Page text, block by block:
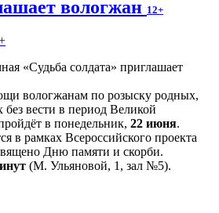
вологжан 12+
вологжанам по розыску родных,
вести в период Великой
в понедельник, 22 июня.
в рамках Всероссийского проекта
Дню памяти и скорби.
(М. Ульяновой, 1, зал №5).